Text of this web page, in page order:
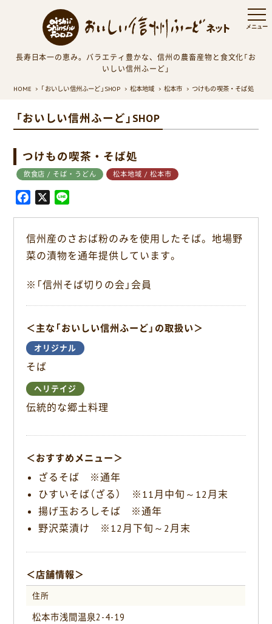
長寿日本一の恵み。バラエティ豊かな、信州の農畜産物と食文化「お
いしい信州ふーど」
HOME 「おいしい信州ふーど」SHOP 松本地域 松本市 つけもの喫茶・そば処
「おいしい信州ふーど」SHOP
つけもの喫茶・そば処
飲食店 / そば・うどん 松本地域 / 松本市
e
b
o
X
e
信州産のさおば粉のみを使用したそば。地場野
菜の漬物を通年提供しています。
※「信州そば切りの会」会員
＜主な「おいしい信州ふーど」の取扱い＞
オリジナル
そば
ヘリテイジ
伝統的な郷土料理
＜おすすめメニュー＞
ざるそば ※通年
ひすいそば（ざる） ※11月中旬～12月末
揚げ玉おろしそば ※通年
野沢菜漬け ※12月下旬～2月末
＜店舗情報＞
住所
松本市浅間温泉2-4-19